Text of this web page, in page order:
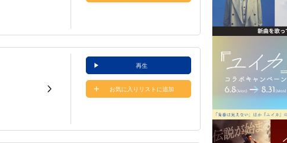
再生
お気に入りリストに追加